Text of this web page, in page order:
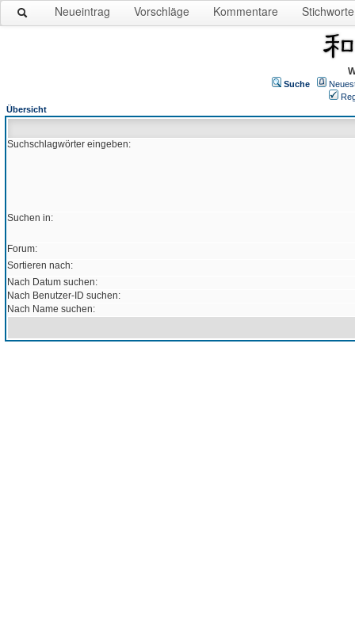
Neueintrag Vorschläge Kommentare Stichworte
Suche
Übersicht
Suchschlagwörter eingeben:
Suchen in:
Forum:
Sortieren nach:
Nach Datum suchen:
Nach Benutzer-ID suchen:
Nach Name suchen: